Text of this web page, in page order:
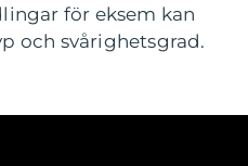
för eksem kan
och svårighetsgrad.